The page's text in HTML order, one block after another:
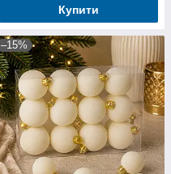
Купити
–15%